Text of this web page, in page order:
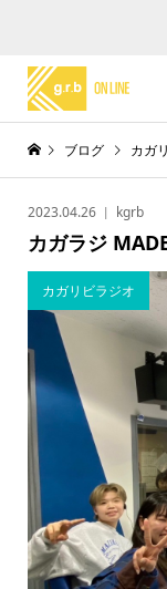
ブログ カガ
2023.04.26 kgrb
カガラジ
カガリビラジオ